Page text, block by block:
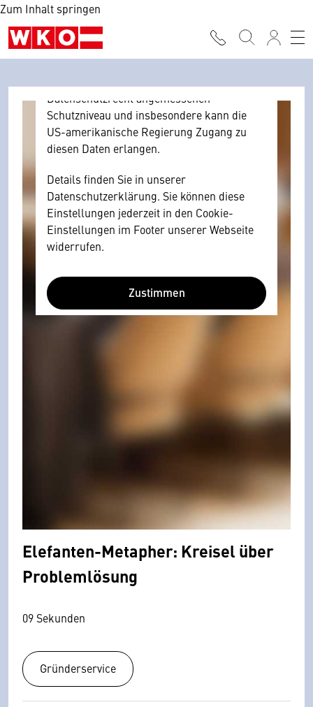
Zum Inhalt springen
Browser personenbezogene technische
Daten zu Geräten und Nutzerverhalten
mitunter mit US-amerikanischen Anbietern
Datenschutzrecht angemessenen
Schutzniveau und insbesondere kann die
US-amerikanische Regierung Zugang zu
diesen Daten erlangen.
Details finden Sie in unserer
Datenschutzerklärung. Sie können diese
Einstellungen jederzeit in den Cookie-
Einstellungen im Footer unserer Webseite
widerrufen.
Zustimmen
Elefanten-Metapher: Kreisel über
Problemlösung
09 Sekunden
Gründerservice